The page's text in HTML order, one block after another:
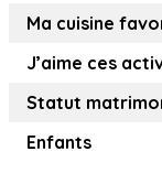
Ma cuisine
J’aime ces
Statut
Enfants